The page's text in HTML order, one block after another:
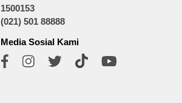
1500153
(021) 501 88888
Media Sosial Kami